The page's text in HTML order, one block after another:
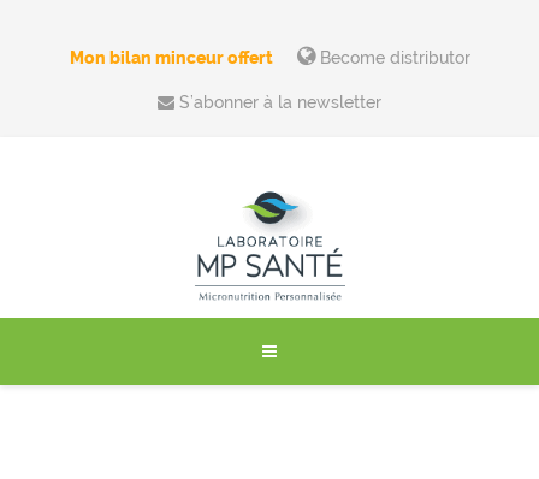
Mon bilan minceur offert Become distributor
S’abonner à la newsletter